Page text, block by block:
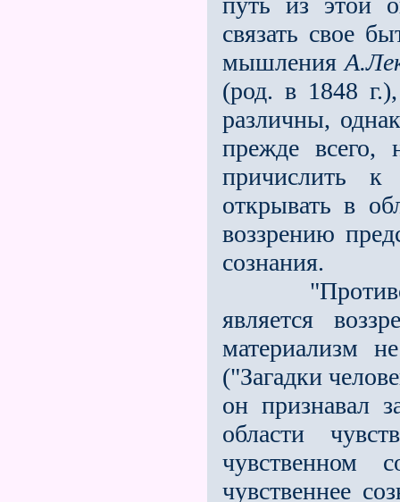
связать свое
мышления
(род. в 1848
различны,
прежде
причислить
открывать в
воззрению
сознания.
является
материализм
("Загадки
он признавал
области
чувственном
чувственнее